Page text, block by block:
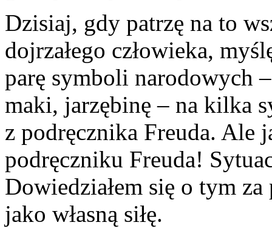
Dzisiaj, gdy patrzę na to
dojrzałego człowieka,
parę symboli narodo­wych
maki, jarzę­binę – na kilka
z podręcznika Freu­da. Ale
podręczniku Freuda!
Dowiedziałem się o tym
jako własną siłę.